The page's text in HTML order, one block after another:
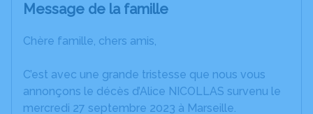
Message de la famille
Chère famille, chers amis,
C’est avec une grande tristesse que nous vous
annonçons le décès d’Alice NICOLLAS survenu le
mercredi 27 septembre 2023 à Marseille.